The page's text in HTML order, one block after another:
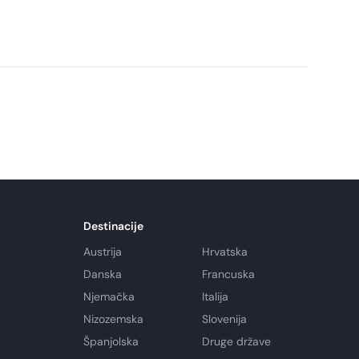
Destinacije
Austrija
Hrvatska
Danska
Francuska
Njemačka
Italija
Nizozemska
Slovenija
Španjolska
Druge države